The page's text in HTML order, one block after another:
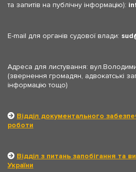
та запитів на публічну інформацію):
E-mail для органів судової влади: sud
Адреса для листування:
(звернення громадян, адвокатські
інформацію тощо)
Відділ документального
роботи
Відділ з питань запобігання та
України